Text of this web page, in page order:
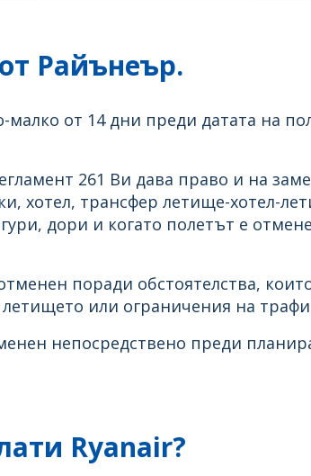
Райънеър.
от 14 дни преди датата на
261 Ви дава право и на
хотел, трансфер летище-хотел-
дори и когато полетът е
поради обстоятелства,
или ограничения на
непосредствено преди
Ryanair?